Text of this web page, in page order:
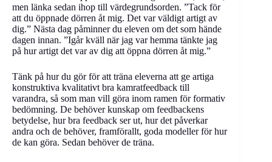
men länka sedan ihop till värdegrundsorden. ”Tack för
att du öppnade dörren åt mig. Det var väldigt artigt av
dig.” Nästa dag påminner du eleven om det som hände
dagen innan. ”Igår kväll när jag var hemma tänkte jag
på hur artigt det var av dig att öppna dörren åt mig.”
Tänk på hur du gör för att träna eleverna att ge artiga
konstruktiva kvalitativt bra kamratfeedback till
varandra, så som man vill göra inom ramen för formativ
bedömning. De behöver kunskap om feedbackens
betydelse, hur bra feedback ser ut, hur det påverkar
andra och de behöver, framförallt, goda modeller för hur
de kan göra. Sedan behöver de träna.